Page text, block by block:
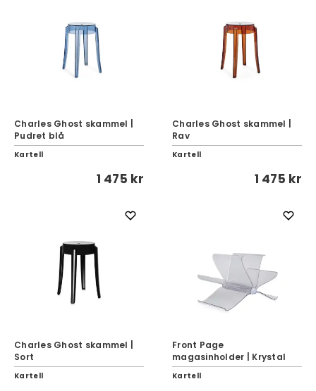
Charles Ghost skammel |
Pudret blå
Kartell
1 475 kr
Charles Ghost skammel |
Rav
Kartell
1 475 kr
Charles Ghost skammel |
Sort
Kartell
Front Page
magasinholder | Krystal
Kartell